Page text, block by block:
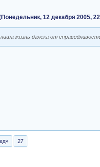
12 декабря 2005,
жизнь далека от
27